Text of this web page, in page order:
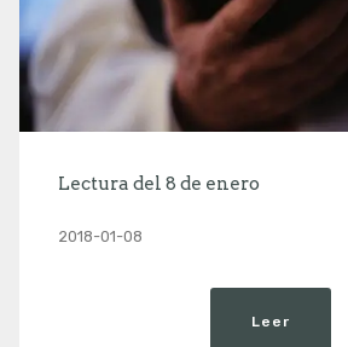
Lectura del 8 de enero
2018-01-08
Leer